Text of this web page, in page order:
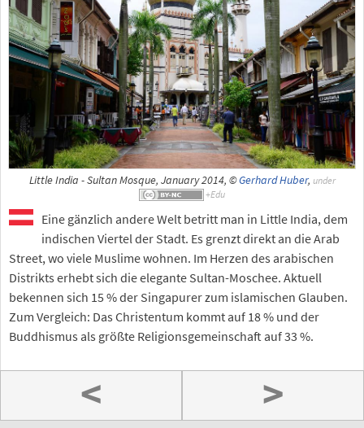
Little India - Sultan Mosque, January 2014, ©Gerhard Huber, under
Eine gänzlich andere Welt betritt man in Little India, dem
indischen Viertel der Stadt. Es grenzt direkt an die Arab
Street, wo viele Muslime wohnen. Im Herzen des arabischen
Distrikts erhebt sich die elegante Sultan-Moschee. Aktuell
bekennen sich 15 % der Singapurer zum islamischen Glauben.
Zum Vergleich: Das Christentum kommt auf 18 % und der
Buddhismus als größte Religionsgemeinschaft auf 33 %.
< >